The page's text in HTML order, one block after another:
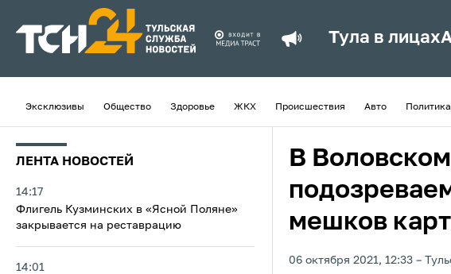
Тула в лицах
Эксклюзивы Общество Здоровье ЖКХ Происшествия Авто Политика
ЛЕНТА НОВОСТЕЙ
14:17
Флигель Кузминских в «Ясной Поляне»
закрывается на реставрацию
14:01
В
мешков
06 октября 2021, 12:33